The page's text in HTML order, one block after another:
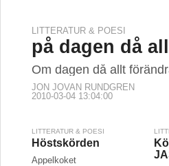
LITTERATUR & POESI
på dagen då
Om dagen då allt
JON JOVAN RUNDGREN
2010-03-04 13:04:00
LITTERATUR & POESI
Höstskörden
Äppelkoket